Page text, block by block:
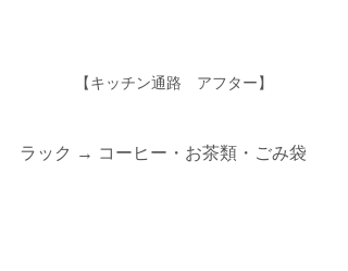
【キッチン通路　アフター】
ラック → コーヒー・お茶類・ごみ袋